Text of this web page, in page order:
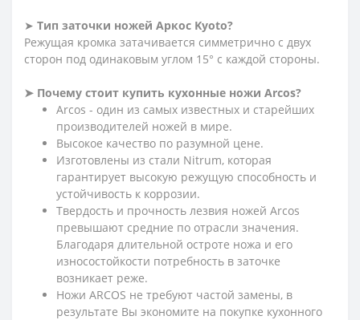
➤ Тип заточки ножей Аркос Kyoto?
Режущая кромка затачивается симметрично с двух
сторон под одинаковым углом 15° с каждой стороны.
➤ Почему стоит купить кухонные ножи Arcos?
Arcos - один из самых известных и старейших
производителей ножей в мире.
Высокое качество по разумной цене.
Изготовлены из стали Nitrum, которая
гарантирует высокую режущую способность и
устойчивость к коррозии.
Твердость и прочность лезвия ножей Arcos
превышают средние по отрасли значения.
Благодаря длительной остроте ножа и его
износостойкости потребность в заточке
возникает реже.
Ножи ARCOS не требуют частой замены, в
результате Вы экономите на покупке кухонного